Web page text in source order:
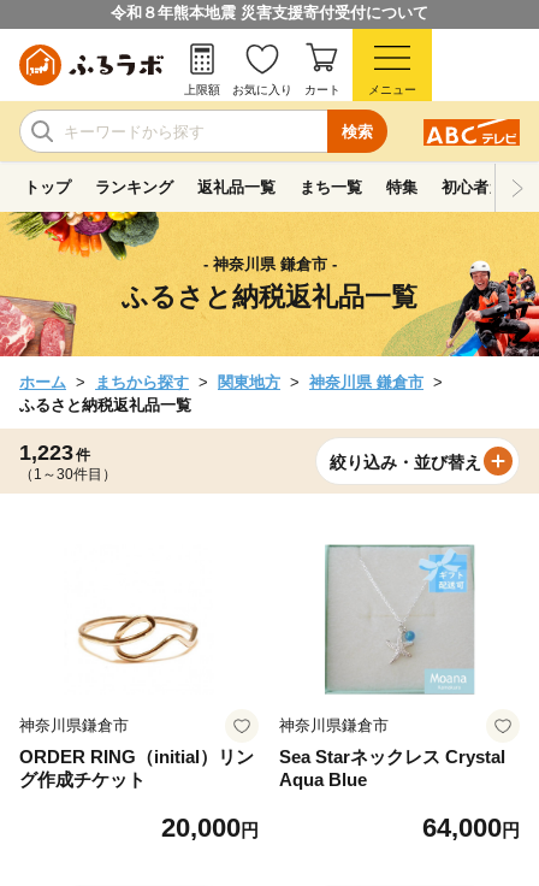
令和８年熊本地震 災害支援寄付受付について
検索
上限額 お気に入り カート メニュー
トップ ランキング 返礼品一覧 まち一覧 特集 初心者ガイド
- 神奈川県 鎌倉市 -
ふるさと納税返礼品一覧
ホーム まちから探す 関東地方
神奈川県 鎌倉市
ふるさと納税返礼品一覧
1,223件
（1～30件目）
絞り込み・並び替え
神奈川県鎌倉市
ORDER RING（initial）リン
グ作成チケット
20,000円
神奈川県鎌倉市
Sea Starネックレス Crystal
Aqua Blue
64,000円